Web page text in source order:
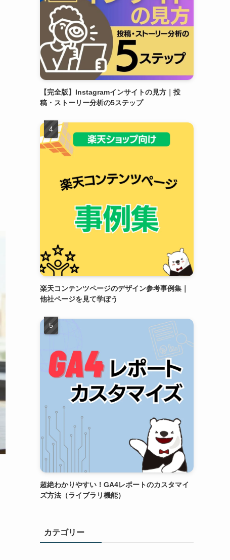
【完全版】Instagramインサイトの見方｜投
稿・ストーリー分析の5ステップ
楽天コンテンツページのデザイン参考事例集｜
他社ページを見て学ぼう
超絶わかりやすい！GA4レポートのカスタマイ
ズ方法（ライブラリ機能）
カテゴリー